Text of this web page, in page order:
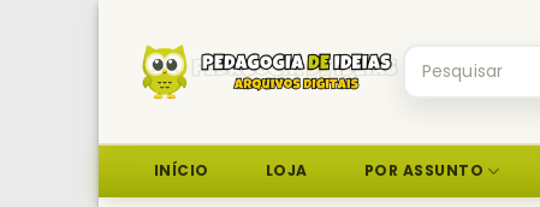
content
por:
INÍCIO LOJA POR ASSUNTO